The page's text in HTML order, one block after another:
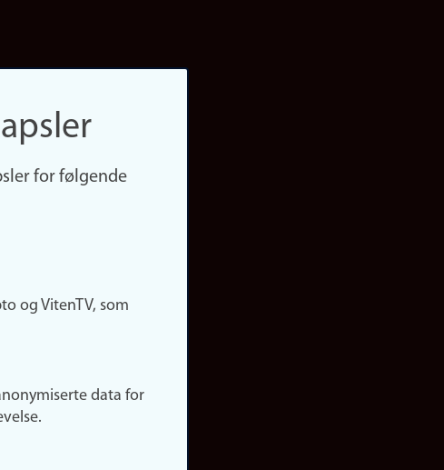
for følgende
og VitenTV, som
data for